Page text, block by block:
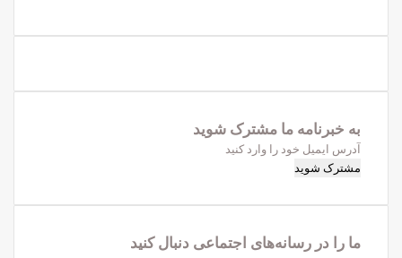
به خبرنامه‌‌ ما مشترک شوید
آدرس
ایمیل
را
کنید
ما را در رسانه‌های اجتماعی دنبال کنید